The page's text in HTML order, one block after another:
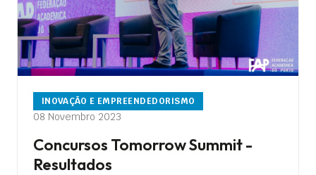
INOVAÇÃO E EMPREENDEDORISMO
08 Novembro 2023
Concursos Tomorrow Summit -
Resultados